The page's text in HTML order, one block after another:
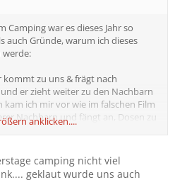
Camping war es dieses Jahr so
auch Gründe, warum ich dieses
werde:
kommt zu uns & frägt nach
er zieht weiter zu den Nachbarn
ich mir vor wie im falschen Film
Nachbarn und fängt an, Dosen zu
mal auf unser Zurufen hat er davon
der Veranstalter bzw der
anklicken....
camping nicht viel
geklaut wurde uns auch